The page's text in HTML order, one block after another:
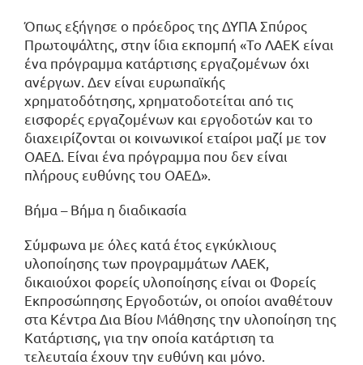
Όπως εξήγησε ο πρόεδρος της ΔΥΠΑ Σπύρος
Πρωτοψάλτης, στην ίδια εκπομπή «Το ΛΑΕΚ είναι
ένα πρόγραμμα κατάρτισης εργαζομένων όχι
ανέργων. Δεν είναι ευρωπαϊκής
χρηματοδότησης, χρηματοδοτείται από τις
εισφορές εργαζομένων και εργοδοτών και το
διαχειρίζονται οι κοινωνικοί εταίροι μαζί με τον
ΟΑΕΔ. Είναι ένα πρόγραμμα που δεν είναι
πλήρους ευθύνης του ΟΑΕΔ».
Βήμα – Βήμα η διαδικασία
Σύμφωνα με όλες κατά έτος εγκύκλιους
υλοποίησης των προγραμμάτων ΛΑΕΚ,
δικαιούχοι φορείς υλοποίησης είναι οι Φορείς
Εκπροσώπησης Εργοδοτών, οι οποίοι αναθέτουν
στα Κέντρα Δια Βίου Μάθησης την υλοποίηση της
Κατάρτισης, για την οποία κατάρτιση τα
τελευταία έχουν την ευθύνη και μόνο.